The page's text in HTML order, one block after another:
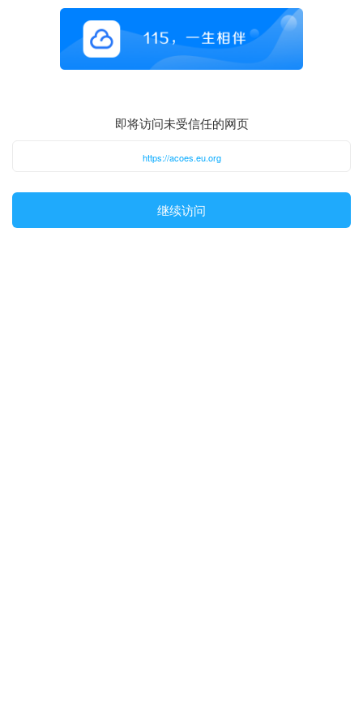
即将访问未受信任的网页
https://acoes.eu.org
继续访问